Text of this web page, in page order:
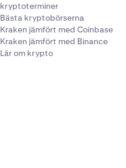
kryptoterminer
Bästa kryptobörserna
Kraken jämfört med Coinbase
Kraken jämfört med Binance
Lär om krypto